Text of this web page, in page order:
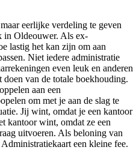
eerlijke verdeling te geven
in Oldeouwer. Als ex-
lastig het kan zijn om aan
Niet iedere administratie
even leuk en anderen
van de totale boekhouding.
aan een
om met je aan de slag te
Jij wint, omdat je een kantoor
kantoor wint, omdat ze een
uitvoeren. Als beloning van
een kleine fee.